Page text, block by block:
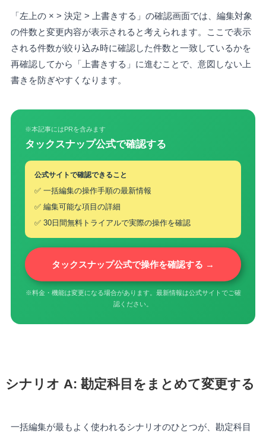
「左上の × > 決定 > 上書きする」の確認画面では、編集対象
の件数と変更内容が表示されると考えられます。ここで表示
される件数が絞り込み時に確認した件数と一致しているかを
再確認してから「上書きする」に進むことで、意図しない上
書きを防ぎやすくなります。
※本記事にはPRを含みます
タックスナップ公式で確認する
公式サイトで確認できること
✅ 一括編集の操作手順の最新情報
✅ 編集可能な項目の詳細
✅ 30日間無料トライアルで実際の操作を確認
タックスナップ公式で操作を確認する →
※料金・機能は変更になる場合があります。最新情報は公式サイトでご確
認ください。
シナリオ A: 勘定科目をまとめて変更する
一括編集が最もよく使われるシナリオのひとつが、勘定科目